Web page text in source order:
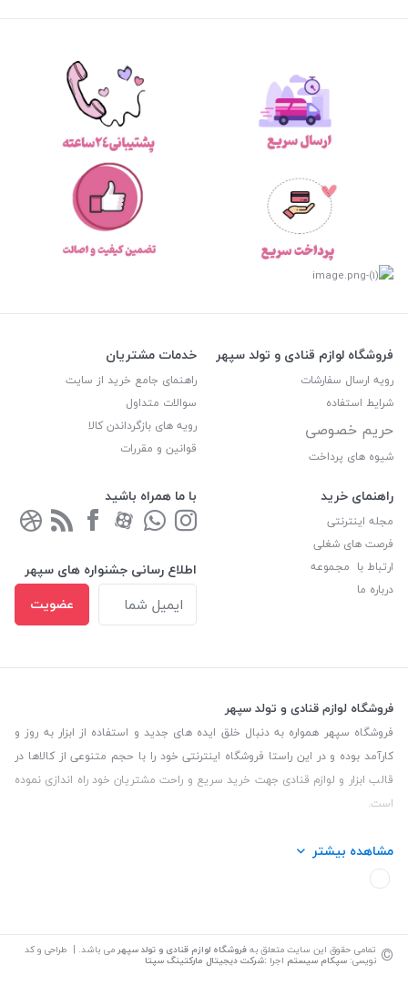
فروشگاه لوازم قنادی و تولد سپهر
رویه ارسال سفارشات
شرایط استفاده
حریم خصوصی
شیوه های پرداخت
خدمات مشتریان
راهنمای جامع خرید از سایت
سوالات متداول
رویه های بازگرداندن کالا
قوانین و مقررات
راهنمای خرید
مجله اینترنتی
فرصت های شغلی
ارتباط با مجموعه
درباره ما
با ما همراه باشید
اطلاع رسانی جشنواره های سپهر
عضویت
فروشگاه لوازم قنادی و تولد سپهر
فروشگاه سپهر همواره به دنبال خلق ایده های جدید و استفاده از ابزار به روز و
کارآمد بوده و در این راستا فروشگاه اینترنتی خود را با حجم متنوعی از کالاها در
قالب ابزار و لوازم قنادی جهت خرید سریع و راحت مشتریان خود راه اندازی نموده
است.
این فروشگاه تمام تلاش خود را نموده تا کالاهایی با کیفیت و با حداقل قیمت
عرضه نماید.
مشاهده بیشتر
© تمامی حقوق این سایت متعلق بهفروشگاه لوازم قنادی و تولد سپهر می باشد. | طراحی و کد
نویسی: سپکام سیستم اجرا :شرکت دیجیتال مارکتینگ سپتا